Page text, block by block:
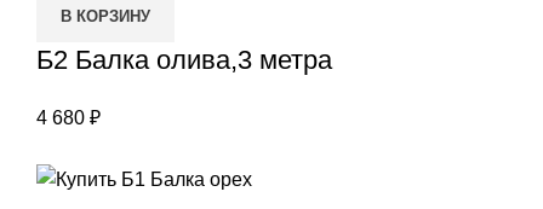
В КОРЗИНУ
Б2 Балка олива,3 метра
4 680 ₽